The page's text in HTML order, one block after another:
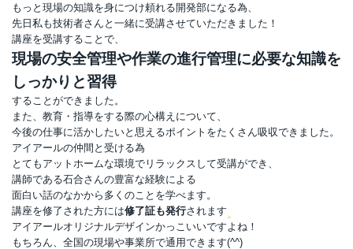
もっと現場の知識を身につけ頼れる開発部になる為、
先日私も技術者さんと一緒に受講させていただきました！
講座を受講することで、
現場の安全管理や作業の進行管理に必要な知識を
しっかりと習得
することができました。
また、教育・指導をする際の心構えについて、
今後の仕事に活かしたいと思えるポイントをたくさん吸収できました。
アイアールの仲間と受ける為
とてもアットホームな環境でリラックスして受講ができ、
講師である石合さんの豊富な経験による
面白い話のなかから多くのことを学べます。
講座を修了された方には修了証も発行されます
アイアールオリジナルデザインかっこいいですよね！
もちろん、全国の現場や事業所で通用できます(^^)